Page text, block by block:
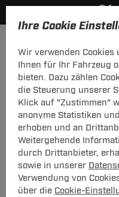
Ihre Cookie
Wir verwenden
Ihnen für Ihr Fahrzeug
bieten. Dazu zählen
die Steuerung unserer
Klick auf "Zustimmen"
anonyme Statistiken
erhoben und an
Weitergehende
durch Drittanbieter,
sowie in unserer
Verwendung von
über die Cookie-
Hier geht's zur
Heck-
Audi A8 Typ 4D